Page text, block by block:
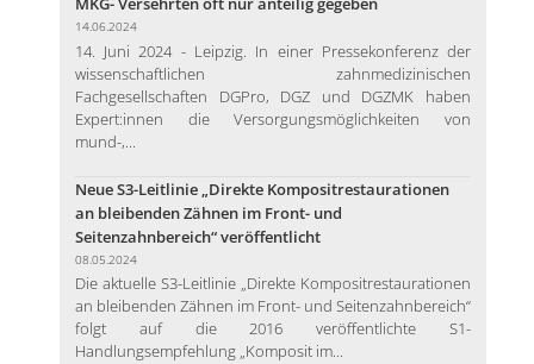
14.06.2024
14. Juni 2024 - Leipzig. In einer Pressekonferenz der
wissenschaftlichen zahnmedizinischen
Fachgesellschaften DGPro, DGZ und DGZMK haben
Expert:innen die Versorgungsmöglichkeiten von
mund-,...
Neue S3-Leitlinie „Direkte Kompositrestaurationen
an bleibenden Zähnen im Front- und
Seitenzahnbereich“ veröffentlicht
08.05.2024
Die aktuelle S3-Leitlinie „Direkte Kompositrestaurationen
an bleibenden Zähnen im Front- und Seitenzahnbereich“
folgt auf die 2016 veröffentlichte S1-
Handlungsempfehlung „Komposit im...